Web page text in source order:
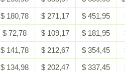
$ 180,78 $ 271,17 $ 451,95
$ 72,78 $ 109,17 $ 181,95
$ 141,78 $ 212,67 $ 354,45
$ 134,98 $ 202,47 $ 337,45